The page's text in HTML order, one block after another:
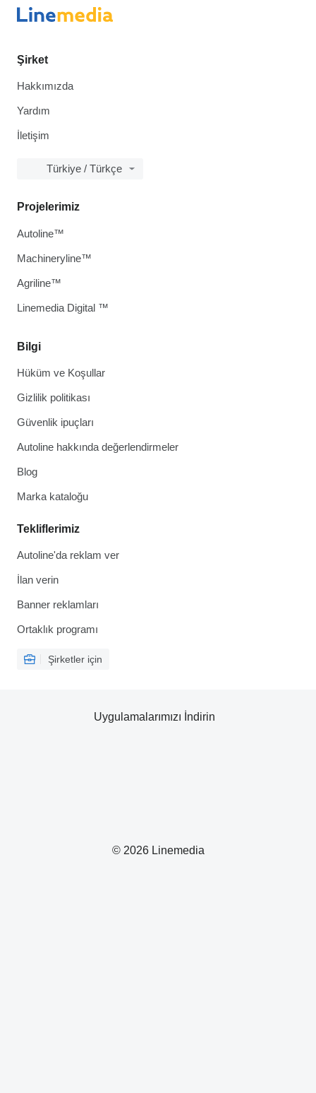
Şirket
Hakkımızda
Yardım
İletişim
Türkiye / Türkçe
Bilgi
Hüküm ve Koşullar
Gizlilik politikası
Güvenlik ipuçları
Autoline hakkında değerlendirmeler
Blog
Marka kataloğu
Tekliflerimiz
Autoline'da reklam ver
İlan verin
Banner reklamları
Ortaklık programı
Şirketler için
Projelerimiz
Autoline™
Machineryline™
Agriline™
Linemedia Digital ™
© 2026 Linemedia
Uygulamalarımızı İndirin